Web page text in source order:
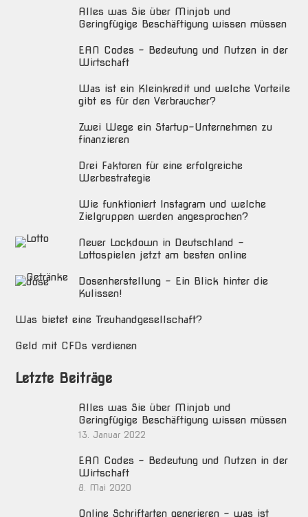
Alles was Sie über Minjob und
Geringfügige Beschäftigung wissen müssen
EAN Codes – Bedeutung und Nutzen in der
Wirtschaft
Was ist ein Kleinkredit und welche Vorteile
gibt es für den Verbraucher?
Zwei Wege ein Startup-Unternehmen zu
finanzieren
Drei Faktoren für eine erfolgreiche
Werbestrategie
Wie funktioniert Instagram und welche
Zielgruppen werden angesprochen?
Neuer Lockdown in Deutschland –
Lottospielen jetzt am besten online
Dosenherstellung – Ein Blick hinter die
Kulissen!
Was bietet eine Treuhandgesellschaft?
Geld mit CFDs verdienen
Letzte Beiträge
Alles was Sie über Minjob und
Geringfügige Beschäftigung wissen müssen
13. Januar 2022
EAN Codes – Bedeutung und Nutzen in der
Wirtschaft
8. Mai 2020
Online Schriftarten generieren – was ist